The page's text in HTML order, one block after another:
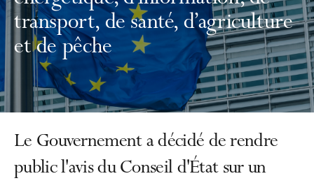
transport, de santé, d’agriculture
et de pêche
Le Gouvernement a décidé de rendre
public l'avis du Conseil d'État sur un